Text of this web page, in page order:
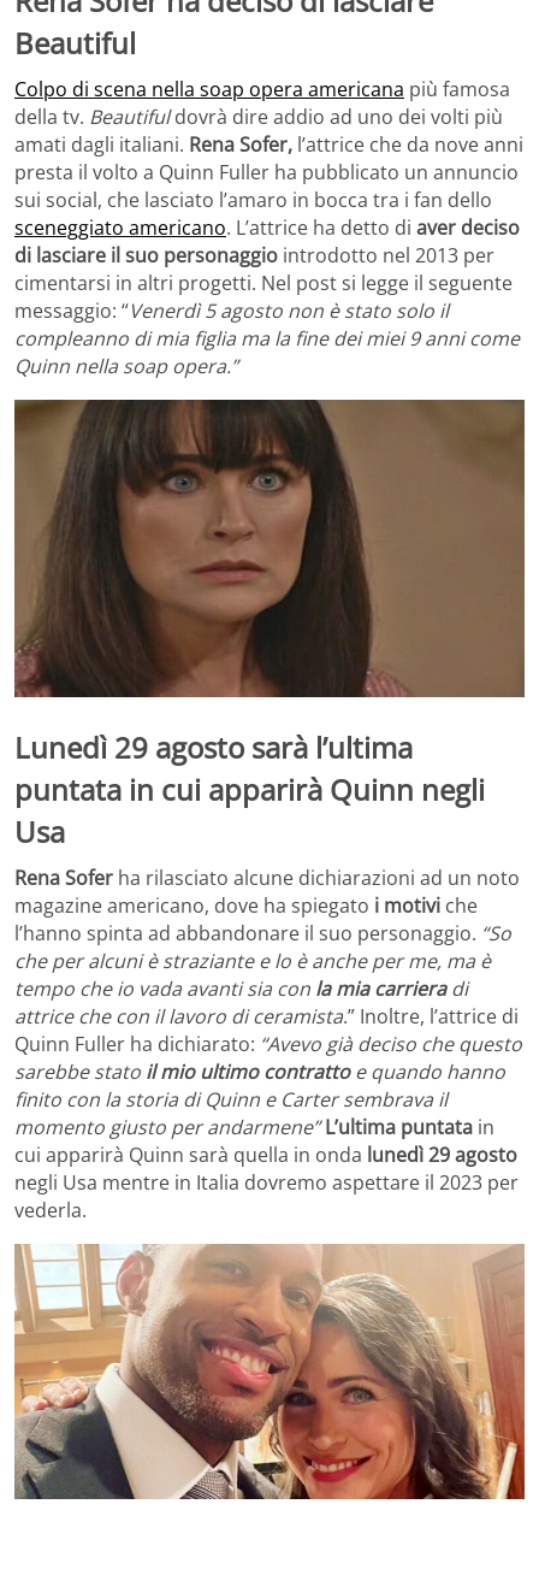
Beautiful
Colpo di scena nella soap opera americana più famosa
della tv. Beautifuldovrà dire addio ad uno dei volti più
amati dagli italiani. Rena Sofer, l’attrice che da nove anni
presta il volto a Quinn Fuller ha pubblicato un annuncio
sui social, che lasciato l’amaro in bocca tra i fan dello
sceneggiato americano. L’attrice ha detto di aver deciso
di lasciare il suo personaggio introdotto nel 2013 per
cimentarsi in altri progetti. Nel post si legge il seguente
messaggio: “Venerdì 5 agosto non è stato solo il
compleanno di mia figlia ma la fine dei miei 9 anni come
Quinn nella soap opera.”
Lunedì 29 agosto sarà l’ultima
puntata in cui apparirà Quinn negli
Usa
Rena Sofer ha rilasciato alcune dichiarazioni ad un noto
magazine americano, dove ha spiegato i motivi che
l’hanno spinta ad abbandonare il suo personaggio. “So
che per alcuni è straziante e lo è anche per me, ma è
tempo che io vada avanti sia con la mia carrieradi
attrice che con il lavoro di ceramista.” Inoltre, l’attrice di
Quinn Fuller ha dichiarato: “Avevo già deciso che questo
sarebbe stato il mio ultimo contrattoe quando hanno
finito con la storia di Quinn e Carter sembrava il
momento giusto per andarmene”L’ultima puntata in
cui apparirà Quinn sarà quella in onda lunedì 29 agosto
negli Usa mentre in Italia dovremo aspettare il 2023 per
vederla.